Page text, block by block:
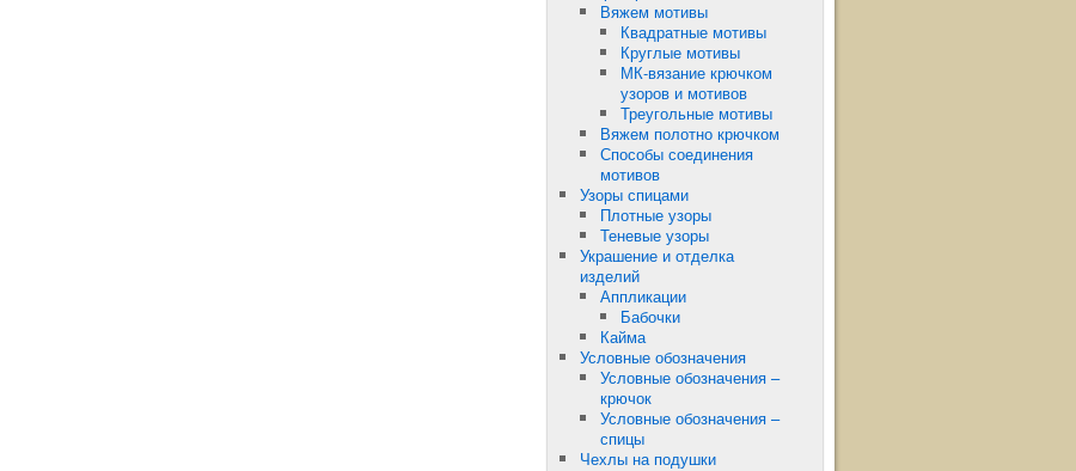
Вяжем мотивы
Квадратные мотивы
Круглые мотивы
МК-вязание крючком
узоров и мотивов
Треугольные мотивы
Вяжем полотно крючком
Способы соединения
мотивов
Узоры спицами
Плотные узоры
Теневые узоры
Украшение и отделка
изделий
Аппликации
Бабочки
Кайма
Условные обозначения
Условные обозначения –
крючок
Условные обозначения –
спицы
Чехлы на подушки